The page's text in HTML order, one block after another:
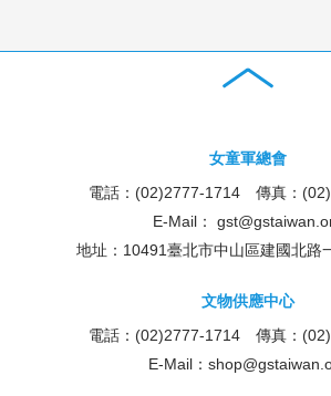
女童軍總會
電話：(02)2777-1714 傳真：
E-Mail：
地址：10491臺北市中山區建國北路
文物供應中心
電話：(02)2777-1714 傳真：
E-Mail：